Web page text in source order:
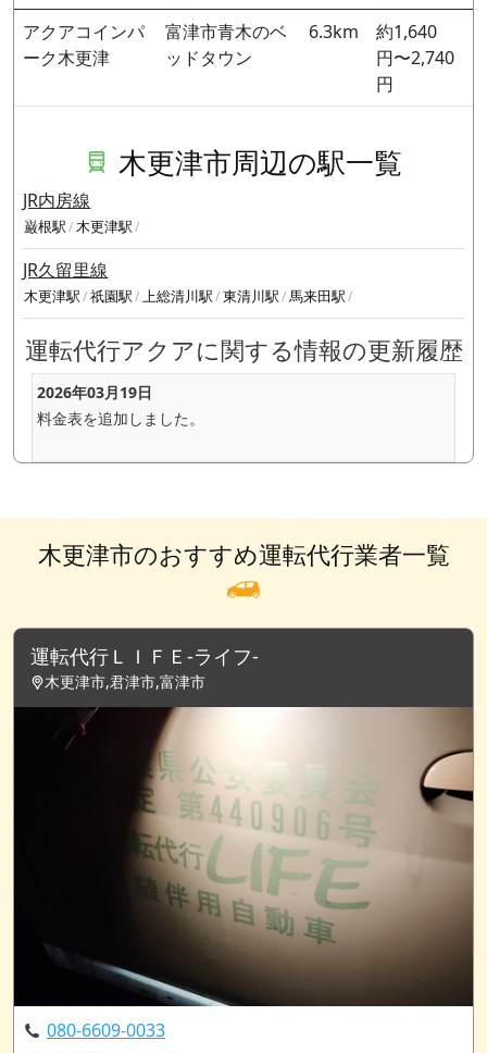
アクアコインパ
ーク木更津
富津市青木のベ
ッドタウン
6.3km
約1,640
円〜2,740
円
木更津市周辺の駅一覧
JR内房線
巌根駅 木更津駅
JR久留里線
木更津駅 祇園駅 上総清川駅 東清川駅 馬来田駅
運転代行アクアに関する情報の更新履歴
2026年03月19日
料金表を追加しました。
木更津市のおすすめ運転代行業者一覧
運転代行ＬＩＦＥ-ライフ-
木更津市,君津市,富津市
080-6609-0033